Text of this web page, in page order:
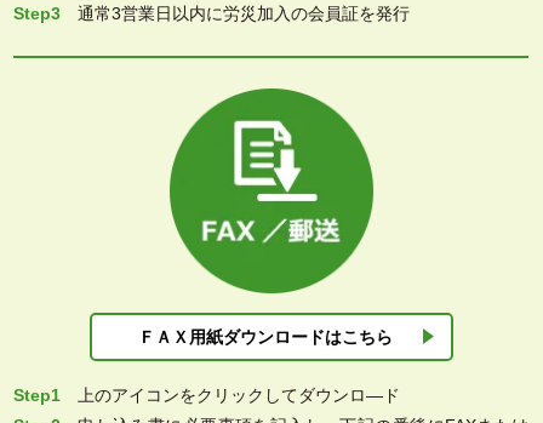
Step3 通常3営業日以内に労災加入の会員証を発行
ＦＡＸ用紙ダウンロードはこちら
Step1 上のアイコンをクリックしてダウンロ―ド